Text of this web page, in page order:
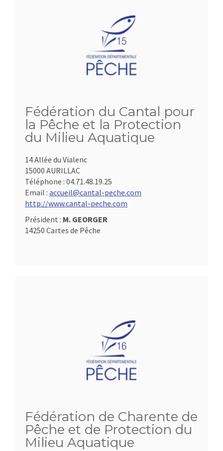
Fédération du Cantal pour
la Pêche et la Protection
du Milieu Aquatique
14 Allée du Vialenc
15000 AURILLAC
Téléphone : 04.71.48.19.25
Email : accueil@cantal-peche.com
http://www.cantal-peche.com
Président : M. GEORGER
14250 Cartes de Pêche
Fédération de Charente de
Pêche et de Protection du
Milieu Aquatique